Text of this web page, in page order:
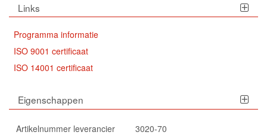
Links
Programma informatie
ISO 9001 certificaat
ISO 14001 certificaat
Eigenschappen
Artikelnummer leverancier
3020-70